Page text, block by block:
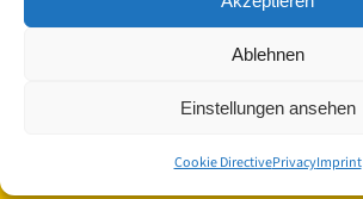
Ablehnen
Einstellungen ansehen
Cookie DirectivePrivacyImprint
Bamberg district
European Heritage Label/Cisterscapes